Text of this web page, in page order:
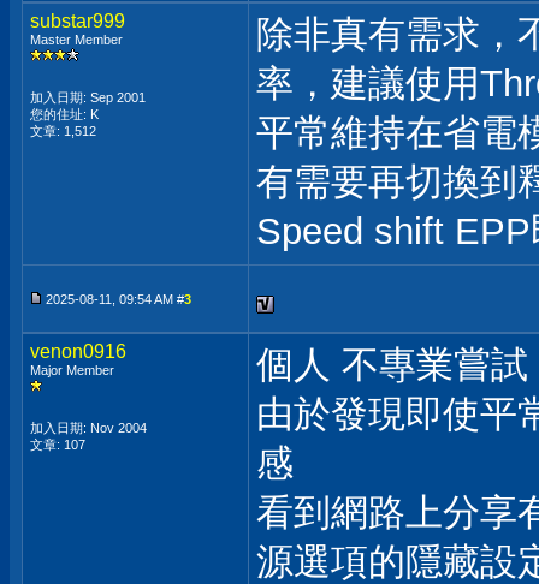
substar999
Master Member
加入日期: Sep 2001
您的住址: K
文章: 1,512
除非真有需求，
率，建議使用
平常維持在省電
有需要再切換到
Speed shift
2025-08-11, 09:54 AM #3
venon0916
Major Member
加入日期: Nov 2004
文章: 107
個人 不專業嘗試
由於發現即使平
感
看到網路上分享
源選項的隱藏設